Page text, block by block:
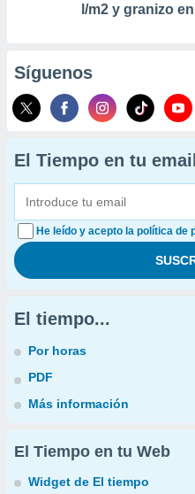
l/m2 y granizo
Síguenos
El Tiempo en tu email
He leído y acepto la política de
El tiempo...
Por horas
PDF
Más información
El Tiempo en tu Web
Widget de El tiempo